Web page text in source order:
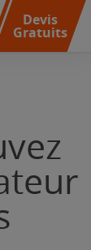
Devis
Gratuits